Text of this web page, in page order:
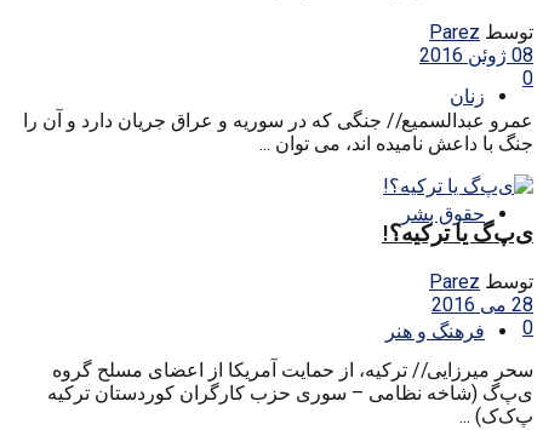
زنان
حقوق بشر
فرهنگ و هنر
توسط Parez
08 ژوئن 2016
0
عمرو عبدالسمیع// جنگی که در سوریه و عراق جریان دارد و آن را
جنگ با داعش نامیده اند، می توان ...
ی‌پ‌گ یا ترکیه؟!
توسط Parez
28 می 2016
0
سحر میرزایی// ترکیه، از حمایت آمریکا از اعضای مسلح گروه
ی‌پ‌گ (شاخه نظامی – سوری حزب کارگران کوردستان ترکیه
پ‌ک‌ک) ...